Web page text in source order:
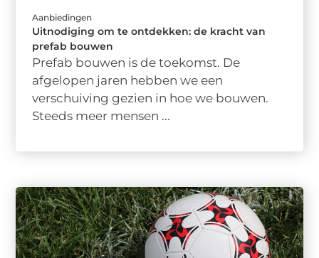
Aanbiedingen
Uitnodiging om te ontdekken: de kracht van
prefab bouwen
Prefab bouwen is de toekomst. De
afgelopen jaren hebben we een
verschuiving gezien in hoe we bouwen.
Steeds meer mensen ...